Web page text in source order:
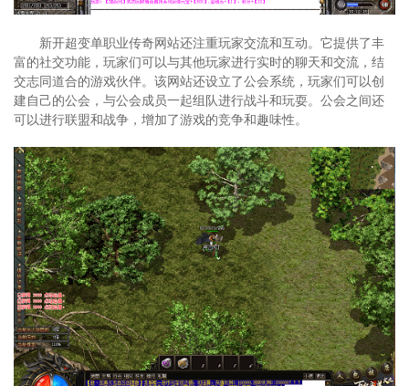
新开超变单职业传奇网站还注重玩家交流和互动。它提供了丰
富的社交功能，玩家们可以与其他玩家进行实时的聊天和交流，结
交志同道合的游戏伙伴。该网站还设立了公会系统，玩家们可以创
建自己的公会，与公会成员一起组队进行战斗和玩耍。公会之间还
可以进行联盟和战争，增加了游戏的竞争和趣味性。